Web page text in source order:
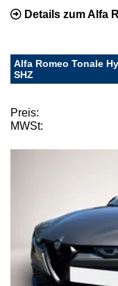
Details zum Alfa
Alfa Romeo Tonale
SHZ
Preis:
MWSt: